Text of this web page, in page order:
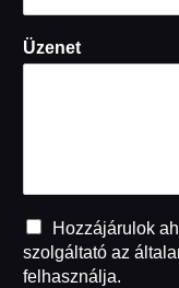
Üzenet
g
d
p
Hozzájárulok
szolgáltató az
felhasználja.